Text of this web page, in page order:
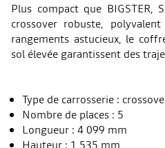
Plus compact que BIGSTER,
crossover robuste,
rangements astucieux, le
sol élevée garantissent des
Type de carrosserie :
Nombre de places : 5
Longueur : 4 099 mm
Hauteur : 1 535 mm